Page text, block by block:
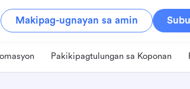
Makipag-ugnayan sa amin
Pakikipagtulungan sa Koponan